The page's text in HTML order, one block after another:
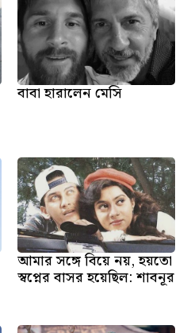
বাবা হারালেন মেসি
আমার সঙ্গে বিয়ে নয়, হয়তো
স্বপ্নের বাসর হয়েছিল: শাবনূর